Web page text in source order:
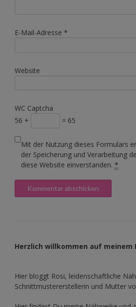
E-Mail-Adresse *
Website
WC Captcha
56 +
= 65
Mit der Nutzung dieses Formulars
der Speicherung und Verarbeitung
diese Website einverstanden. *
Herzlich willkommen auf meinem
Hier bloggt Rosi, leidenschaftliche
Schnittmustererstellerin und Mutter